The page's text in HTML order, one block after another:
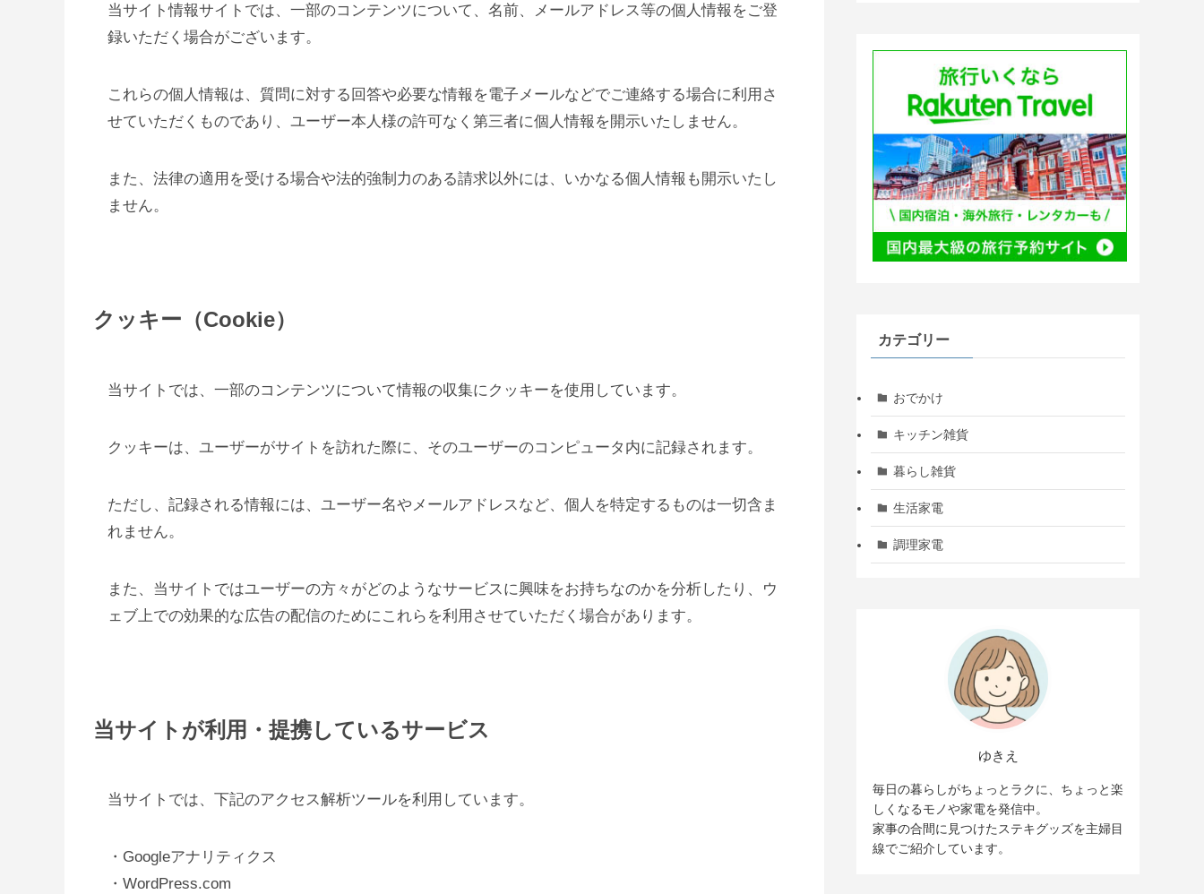
当サイト情報サイトでは、一部のコンテンツについて、名前、メールアドレス等の個人情報をご登
録いただく場合がございます。
これらの個人情報は、質問に対する回答や必要な情報を電子メールなどでご連絡する場合に利用さ
せていただくものであり、ユーザー本人様の許可なく第三者に個人情報を開示いたしません。
また、法律の適用を受ける場合や法的強制力のある請求以外には、いかなる個人情報も開示いたし
ません。
クッキー（Cookie）
当サイトでは、一部のコンテンツについて情報の収集にクッキーを使用しています。
クッキーは、ユーザーがサイトを訪れた際に、そのユーザーのコンピュータ内に記録されます。
ただし、記録される情報には、ユーザー名やメールアドレスなど、個人を特定するものは一切含ま
れません。
また、当サイトではユーザーの方々がどのようなサービスに興味をお持ちなのかを分析したり、ウ
ェブ上での効果的な広告の配信のためにこれらを利用させていただく場合があります。
当サイトが利用・提携しているサービス
当サイトでは、下記のアクセス解析ツールを利用しています。
・Googleアナリティクス
・WordPress.com
カテゴリー
おでかけ
キッチン雑貨
暮らし雑貨
生活家電
調理家電
ゆきえ
毎日の暮らしがちょっとラクに、ちょっと楽
しくなるモノや家電を発信中。
家事の合間に見つけたステキグッズを主婦目
線でご紹介しています。